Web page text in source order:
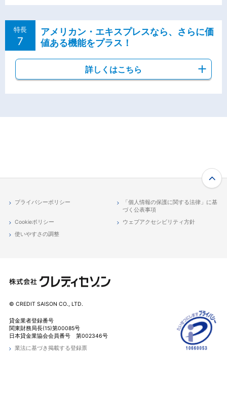
特長
7
アメリカン・エキスプレスなら、さらに価
値ある機能をプラス！
詳しくはこちら
プライバシーポリシー
「個人情報の保護に関する法律」に基
づく公表事項
Cookieポリシー
ウェブアクセシビリティ方針
使いやすさの調整
© CREDIT SAISON CO., LTD.
貸金業者登録番号
関東財務局長(15)第00085号
日本貸金業協会会員番号 第002346号
業法に基づき掲載する登録票